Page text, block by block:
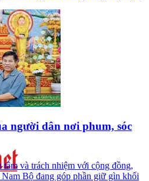
người dân nơi phum, sóc
và trách nhiệm với cộng đồng,
Bộ đang góp phần giữ gìn khối